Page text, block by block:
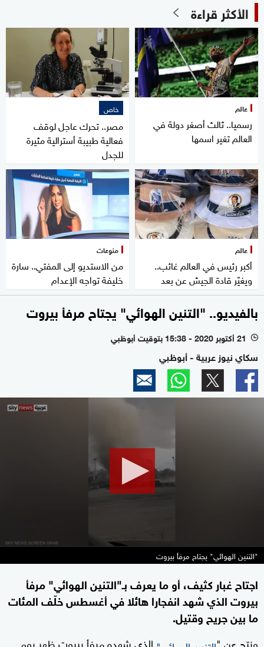
الأكثر قراءة
عالم
رسميا.. ثالث أصغر دولة في
العالم تغير اسمها
خاص
مصر.. تحرك عاجل لوقف
فعالية طبيبة أسترالية مثيرة
للجدل
عالم
أكبر رئيس في العالم غائب..
ويغيّر قادة الجيش عن بعد
منوعات
من الاستديو إلى المفتي.. سارة
خليفة تواجه الإعدام
بالفيديو.. "التنين الهوائي" يجتاح مرفأ بيروت
l 21 أكتوبر 2020 - 15:38 بتوقيت أبوظبي
سكاي نيوز عربية - أبوظبي
seconds
"التنين الهوائي" يجتاح مرفأ بيروت
اجتاح غبار كثيف، أو ما يعرف بـ"التنين الهوائي" مرفأ
بيروت الذي شهد انفجارا هائلا في أغسطس خلّف المئات
ما بين جريح وقتيل.
ونتج عن " الذي شهده مرفأ بيروت ظهر يوم